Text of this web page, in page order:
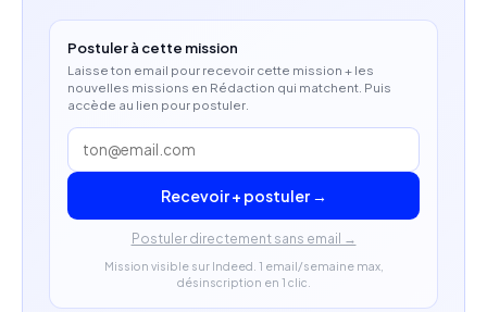
mêlant linguistique, technologie et intelligence
artificielle.
Autonomie et aptitude à collaborer efficacement
avec des équipes pluridisciplinaires.
Postuler à cette mission
Laisse ton email pour recevoir cette mission + les
nouvelles missions en Rédaction qui matchent. Puis
accède au lien pour postuler.
Recevoir + postuler →
Postuler directement sans email →
Mission visible sur Indeed. 1 email/semaine max,
désinscription en 1 clic.